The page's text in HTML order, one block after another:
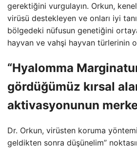
gerektiğini vurgulayın. Orkun,
virüsü destekleyen ve onları iyi
bölgedeki nüfusun genetiğini
hayvan ve vahşi hayvan türlerinin
“Hyalomma
gördüğümüz kırsal
aktivasyonunun
Dr. Orkun, virüsten koruma
geldikten sonra düşünelim”